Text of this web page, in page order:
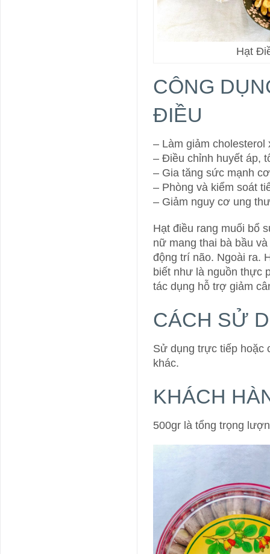
Hạt
CÔNG
ĐIỀU
– Làm giảm cholesterol
– Điều chỉnh huyết áp,
– Gia tăng sức mạnh
– Phòng và kiểm soát
– Giảm nguy cơ ung
Hạt điều rang muối bổ
nữ mang thai bà bầu
động trí não. Ngoài ra.
biết như là nguồn thực
tác dụng hỗ trợ giảm
CÁCH SỬ
Sử dụng trực tiếp hoặc
khác.
KHÁCH
500gr là tổng trọng